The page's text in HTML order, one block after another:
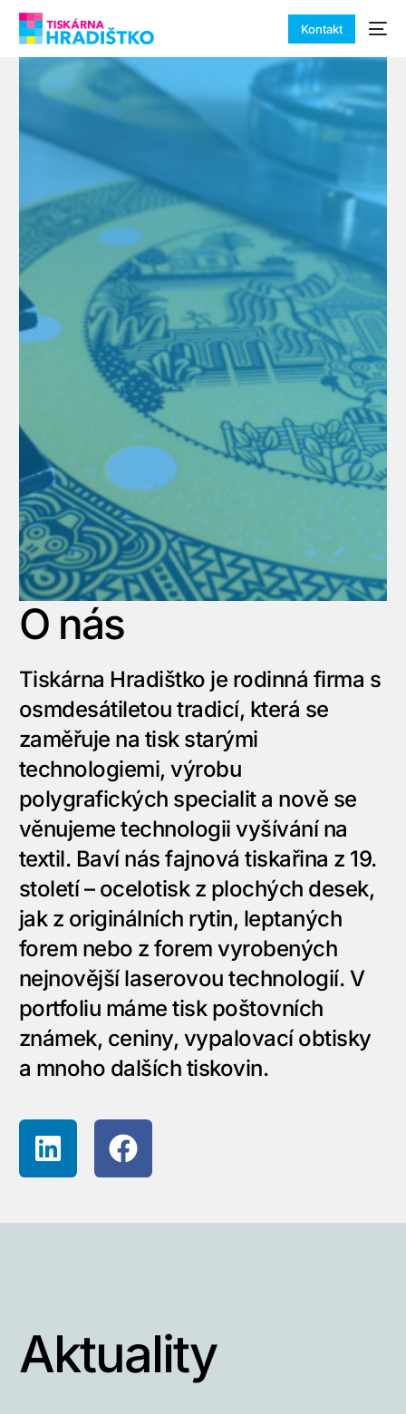
Kontakt
Výzkum a
vývoj
nových
tiskařských
technologií
O nás
Tiskárna Hradištko je rodinná firma s
osmdesátiletou tradicí, která se
zaměřuje na tisk starými
technologiemi, výrobu
polygrafických specialit a nově se
věnujeme technologii vyšívání na
textil. Baví nás fajnová tiskařina z 19.
století – ocelotisk z plochých desek,
jak z originálních rytin, leptaných
forem nebo z forem vyrobených
nejnovější laserovou technologií. V
portfoliu máme tisk poštovních
známek, ceniny, vypalovací obtisky
a mnoho dalších tiskovin.
Aktuality